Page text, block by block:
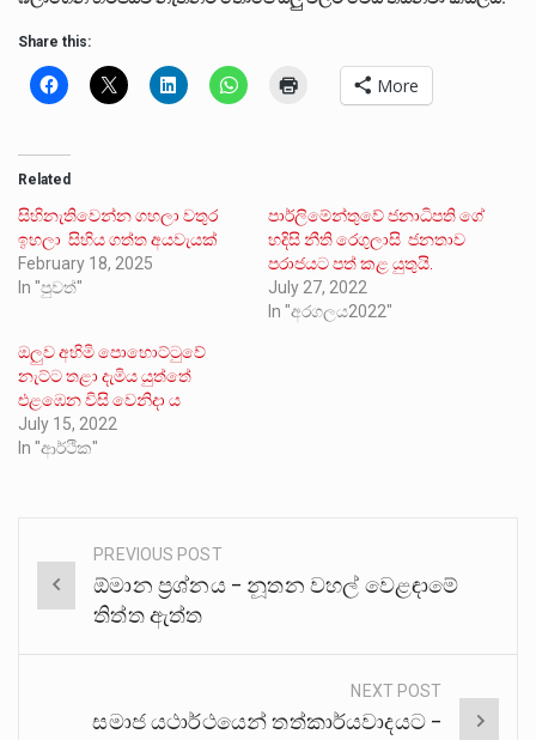
Share this:
More
Related
සිහිනැතිවෙන්න ගහලා වතුර
ඉහලා සිහිය ගත්ත අයවැයක්
February 18, 2025
In "පුවත්"
පාර්ලිමේන්තුවේ ජනාධිපති ගේ
හදිසි නීති රෙගුලාසි ජනතාව
පරාජයට පත් කළ යුතුයි.
July 27, 2022
In "අරගලය2022"
ඔලුව අහිමි පොහොට්ටුවේ
නැට්ට තළා දැමිය යුත්තේ
එළඹෙන විසි වෙනිදා ය
July 15, 2022
In "ආර්ථික"
Post
navigation
PREVIOUS POST
ඕමාන ප්‍රශ්නය – නූතන වහල් වෙළඳාමේ
තිත්ත ඇත්ත
NEXT POST
සමාජ යථාර්ථයෙන් තත්කාර්යවාදයට –